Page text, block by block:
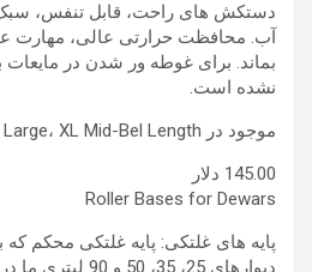
دستکش های راحت، قابل تنفس، سبک
آب. محافظت حرارتی عالی،
بماند. برای غوطه ور شدن در مایعات
نشده است.
موجود در Large، XL Mid-Bel ​​Length و Large Right Length.
145.00 دلار
Roller Bases for Dewars
پایه های غلتکی: پایه غلتکی محکم که
دیوارهای 25، 35،